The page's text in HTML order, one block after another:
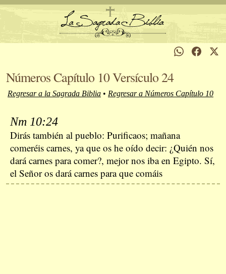
Números Capítulo 10 Versículo 24
Regresar a la Sagrada Biblia • Regresar a Números Capítulo 10
Nm 10:24
Dirás también al pueblo: Purificaos; mañana
comeréis carnes, ya que os he oído decir: ¿Quién nos
dará carnes para comer?, mejor nos iba en Egipto. Sí,
el Señor os dará carnes para que comáis